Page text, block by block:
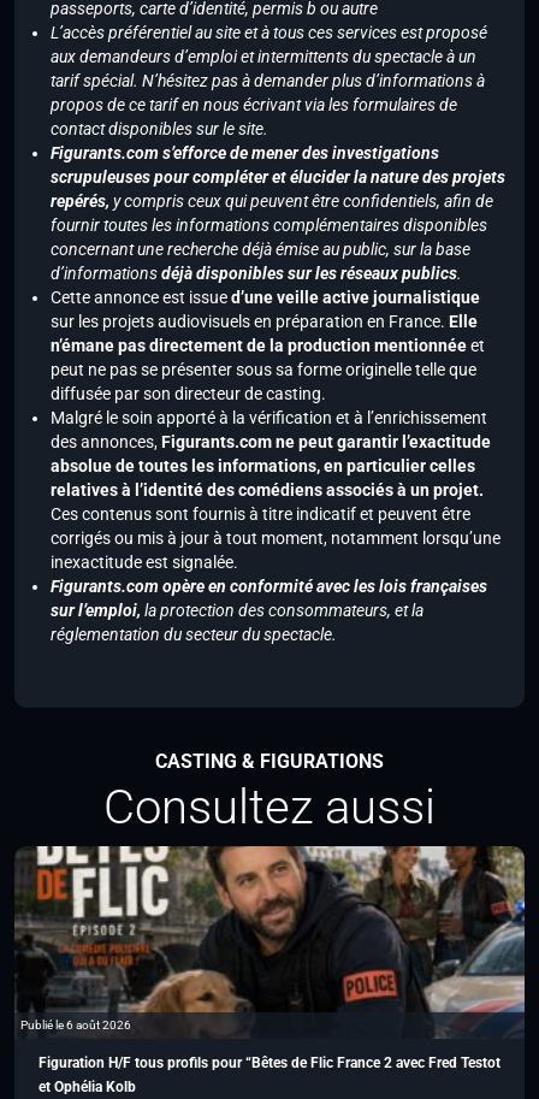
passeports, carte d’identité, permis b ou autre
L’accès préférentiel au site et à tous ces services est proposé
aux demandeurs d’emploi et intermittents du spectacle à un
tarif spécial. N’hésitez pas à demander plus d’informations à
propos de ce tarif en nous écrivant via les formulaires de
contact disponibles sur le site.
Figurants.com s’efforce de mener des investigations
scrupuleuses pour compléter et élucider la nature des projets
repérés, y compris ceux qui peuvent être confidentiels, afin de
fournir toutes les informations complémentaires disponibles
concernant une recherche déjà émise au public, sur la base
d’informationsdéjà disponibles sur les réseaux publics.
Cette annonce est issued’une veille active journalistique
sur les projets audiovisuels en préparation en France. Elle
n’émane pas directement de la production mentionnéeet
peut ne pas se présenter sous sa forme originelle telle que
diffusée par son directeur de casting.
Malgré le soin apporté à la vérification et à l’enrichissement
des annonces,Figurants.com ne peut garantir l’exactitude
absolue de toutes les informations, en particulier celles
relatives à l’identité des comédiens associés à un projet.
Ces contenus sont fournis à titre indicatif et peuvent être
corrigés ou mis à jour à tout moment, notamment lorsqu’une
inexactitude est signalée.
Figurants.com opère en conformité avec les lois françaises
sur l’emploi, la protection des consommateurs, et la
réglementation du secteur du spectacle.
CASTING & FIGURATIONS
Consultez aussi
Publié le 6 août 2026
Figuration H/F tous profils pour “Bêtes de Flic France 2 avec Fred Testot
et Ophélia Kolb